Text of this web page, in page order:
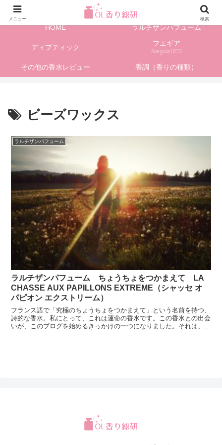
フレグランス情報、香水レビューサイト
HOME ラルチザンパフューム
ディプティック フエギア
Fueguia1833
その他の香水レビュー 香調（香りの種類）
ビーズワックス
ラルチザンパフューム
ラルチザンパフューム ちょうちょをつかまえて LA
CHASSE AUX PAPILLONS EXTREME（シャッセ オ
パピオン エクストリーム）
フランス語で「究極のちょうちょをつかまえて」という名前を持つ、
詩的な香水。私にとって、これは運命の香水です。この香水との出会
いが、このブログを始めるきっかけの一つになりました。それは、私
メニュー 検索